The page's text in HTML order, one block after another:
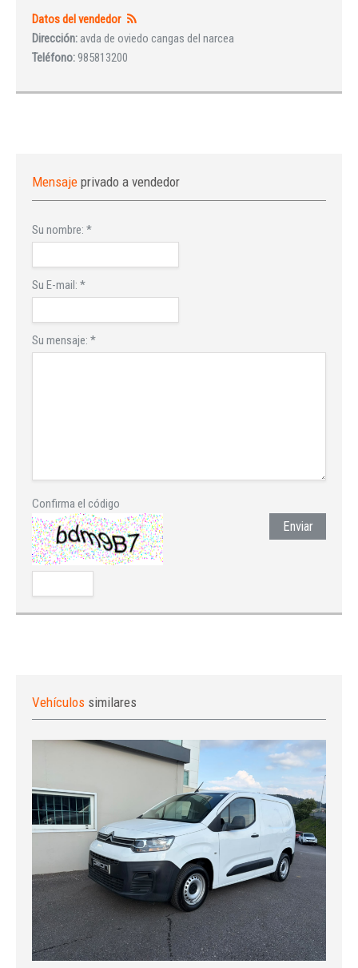
Datos del vendedor
Dirección: avda de oviedo cangas del narcea
Teléfono:985813200
Mensaje privado a vendedor
Su nombre: *
Su E-mail: *
Su mensaje: *
Confirma el código
Enviar
Vehículos similares